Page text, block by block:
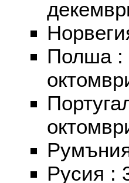
Полша :
Русия :